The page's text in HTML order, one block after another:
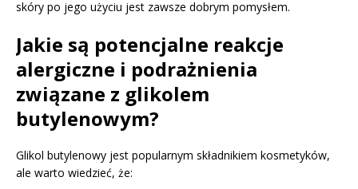
skóry po jego użyciu jest zawsze dobrym pomysłem.
Jakie są potencjalne reakcje
alergiczne i podrażnienia
związane z glikolem
butylenowym?
Glikol butylenowy jest popularnym składnikiem kosmetyków,
ale warto wiedzieć, że: